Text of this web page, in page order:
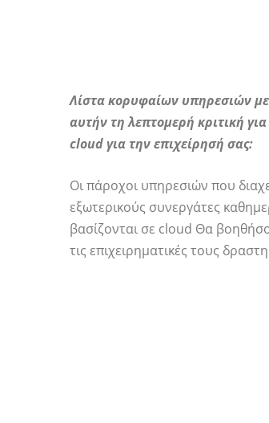
Λίστα κορυφαίων υπηρεσιών με
αυτήν τη λεπτομερή κριτική
cloud για την επιχείρησή σας:
Οι πάροχοι υπηρεσιών που
εξωτερικούς συνεργάτες
βασίζονται σε cloud Θα
τις επιχειρηματικές τους